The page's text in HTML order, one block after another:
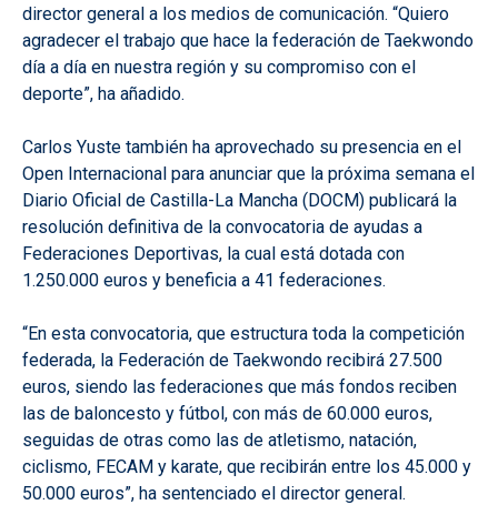
director general a los medios de comunicación. “Quiero
agradecer el trabajo que hace la federación de Taekwondo
día a día en nuestra región y su compromiso con el
deporte”, ha añadido.
Carlos Yuste también ha aprovechado su presencia en el
Open Internacional para anunciar que la próxima semana el
Diario Oficial de Castilla-La Mancha (DOCM) publicará la
resolución definitiva de la convocatoria de ayudas a
Federaciones Deportivas, la cual está dotada con
1.250.000 euros y beneficia a 41 federaciones.
“En esta convocatoria, que estructura toda la competición
federada, la Federación de Taekwondo recibirá 27.500
euros, siendo las federaciones que más fondos reciben
las de baloncesto y fútbol, con más de 60.000 euros,
seguidas de otras como las de atletismo, natación,
ciclismo, FECAM y karate, que recibirán entre los 45.000 y
50.000 euros”, ha sentenciado el director general.